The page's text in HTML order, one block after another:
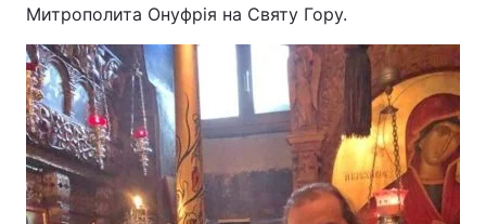
Головна Війна
Україна Політика
Економіка Світ
Спорт Наука
Митрополита Онуфрія на Святу Гору.